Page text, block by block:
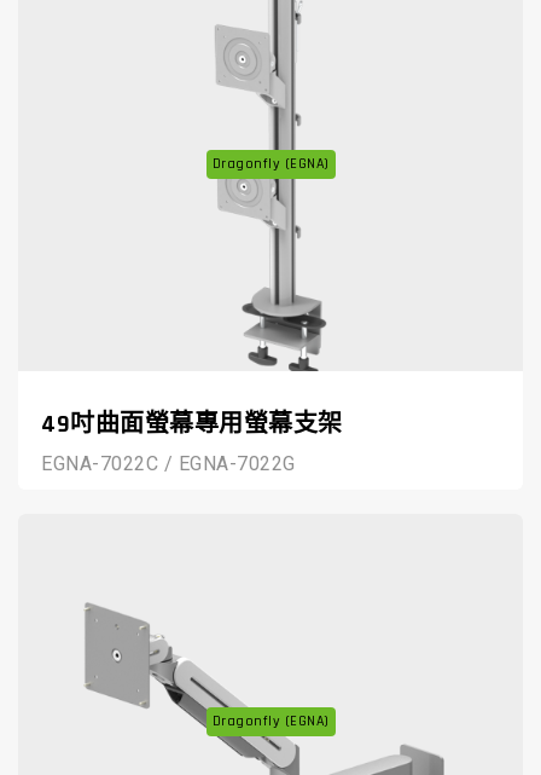
Dragonfly (EGNA)
49吋曲面螢幕專用螢幕支架
EGNA-7022C / EGNA-7022G
Dragonfly (EGNA)